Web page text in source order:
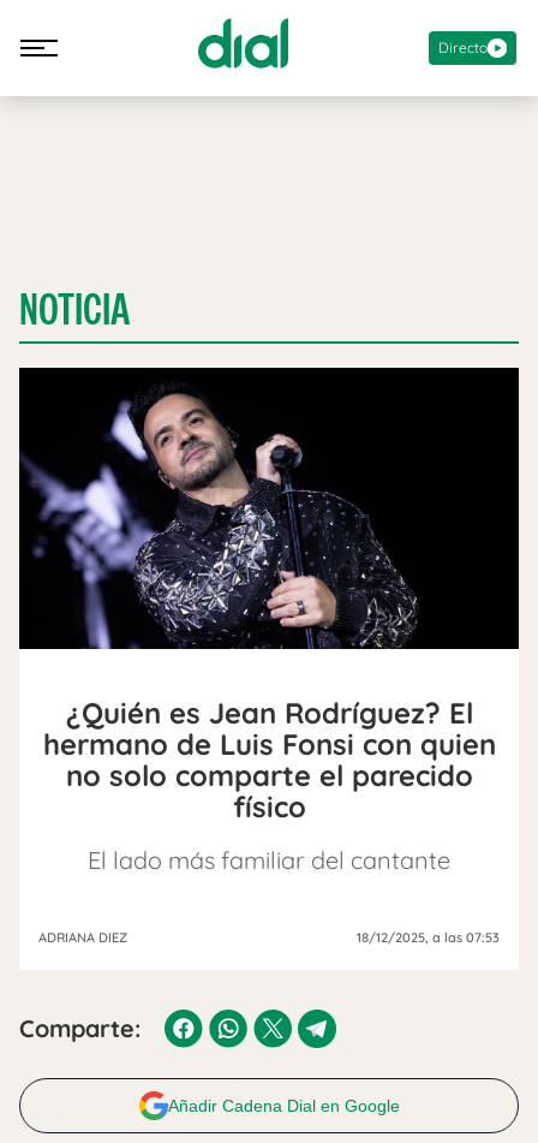
Directo
NOTICIA
¿Quién es Jean Rodríguez? El
hermano de Luis Fonsi con quien
no solo comparte el parecido
físico
El lado más familiar del cantante
ADRIANA DIEZ 18/12/2025, a las 07:53
Comparte:
Añadir Cadena Dial en Google